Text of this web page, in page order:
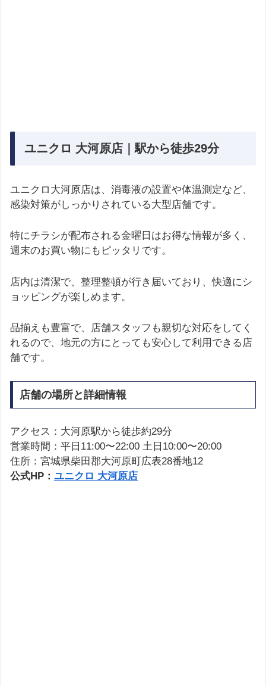
ユニクロ 大河原店｜駅から徒歩29分
ユニクロ大河原店は、消毒液の設置や体温測定など、
感染対策がしっかりされている大型店舗です。
特にチラシが配布される金曜日はお得な情報が多く、
週末のお買い物にもピッタリです。
店内は清潔で、整理整頓が行き届いており、快適にシ
ョッピングが楽しめます。
品揃えも豊富で、店舗スタッフも親切な対応をしてく
れるので、地元の方にとっても安心して利用できる店
舗です。
店舗の場所と詳細情報
アクセス：大河原駅から徒歩約29分
営業時間：平日11:00〜22:00 土日10:00〜20:00
住所：宮城県柴田郡大河原町広表28番地12
公式HP： ユニクロ 大河原店